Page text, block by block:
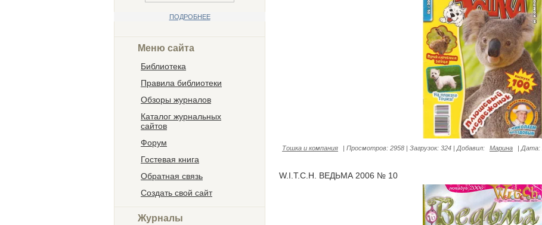
ПОДРОБНЕЕ
Меню сайта
Библиотека
Правила библиотеки
Обзоры журналов
Каталог журнальных
сайтов
Форум
Гостевая книга
Обратная связь
Создать свой сайт
Журналы
Тошка и компания | Просмотров: 2958 | Загрузок: 324 | Добавил: Марина | Дата:
W.I.T.C.H. ВЕДЬМА 2006 № 10